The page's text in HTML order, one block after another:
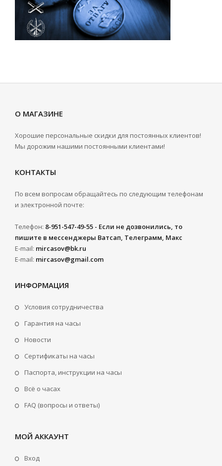
О МАГАЗИНЕ
Хорошие персональные скидки для постоянных клиентов!
Мы дорожим нашими постоянными клиентами!
КОНТАКТЫ
По всем вопросам обращайтесь по следующим телефонам
и электронной почте:
Телефон: 8-951-547-49-55 - Если не дозвонились, то
пишите в мессенджеры Ватсап, Телеграмм, Макс
E-mail: mircasov@bk.ru
E-mail: mircasov@gmail.com
ИНФОРМАЦИЯ
Условия сотрудничества
Гарантия на часы
Новости
Сертификаты на часы
Паспорта, инструкции на часы
Всё о часах
FAQ (вопросы и ответы)
МОЙ АККАУНТ
Вход